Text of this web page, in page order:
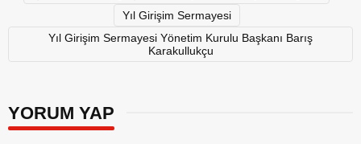
Yıl Girişim Sermayesi
Yıl Girişim Sermayesi Yönetim Kurulu Başkanı Barış
Karakullukçu
YORUM YAP